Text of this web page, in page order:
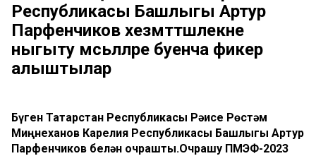
Республикасы Башлыгы Артур
Парфенчиков хезмәттәшлекне
ныгыту мәсьәләләре буенча фикер
алыштылар
Бүген Татарстан Республикасы Рәисе Рөстәм
Миңнеханов Карелия Республикасы Башлыгы Артур
Парфенчиков белән очрашты.Очрашу ПМЭФ-2023